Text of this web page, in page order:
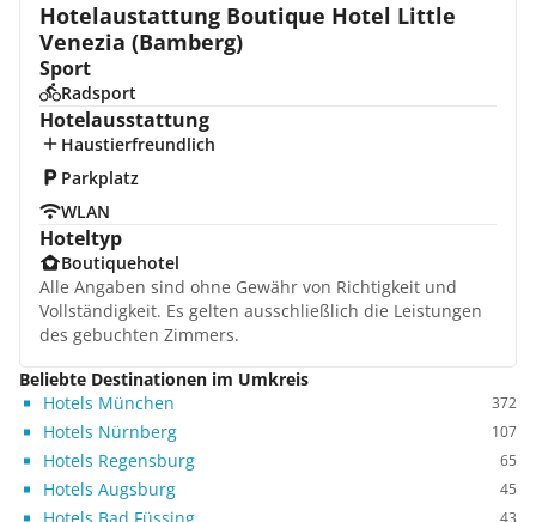
Hotelaustattung Boutique Hotel Little
Venezia (Bamberg)
Sport
Radsport
Hotelausstattung
Haustierfreundlich
Parkplatz
WLAN
Hoteltyp
Boutiquehotel
Alle Angaben sind ohne Gewähr von Richtigkeit und
Vollständigkeit. Es gelten ausschließlich die Leistungen
des gebuchten Zimmers.
Beliebte Destinationen im Umkreis
Hotels München
372
Hotels Nürnberg 107
Hotels Regensburg 65
Hotels Augsburg 45
43